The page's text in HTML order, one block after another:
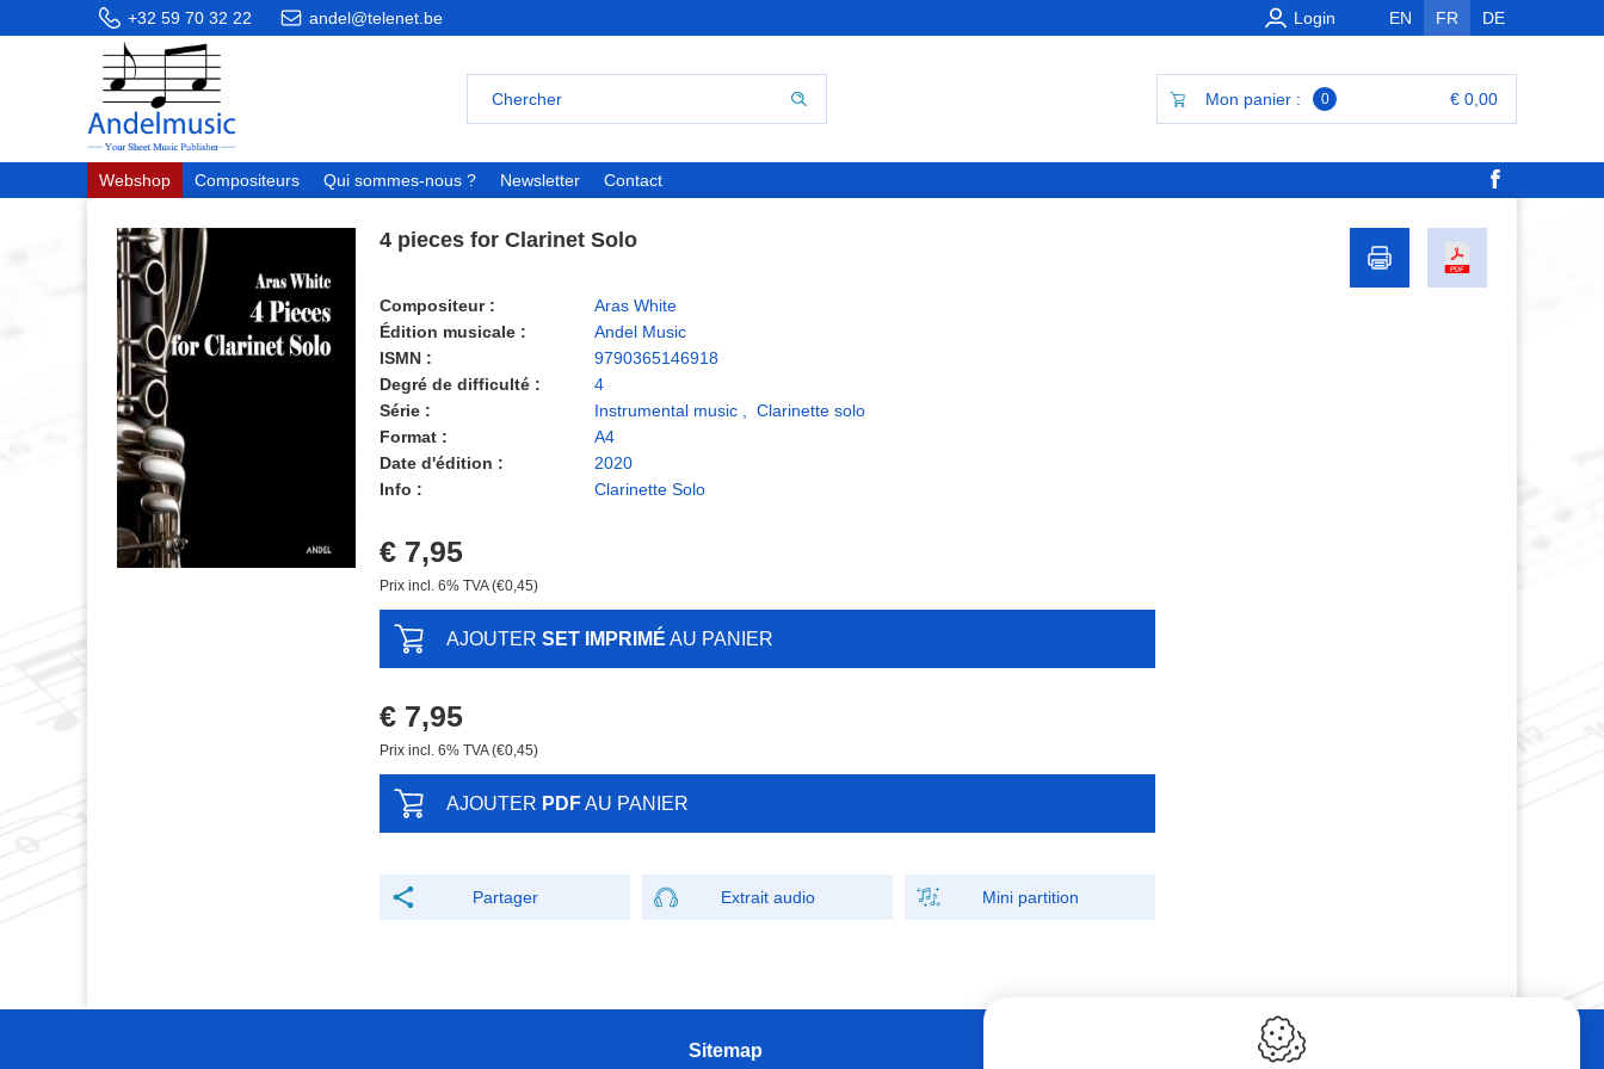
+32 59 70 32 22 andel@telenet.be EN FR DE
Login
Mon panier : 0 € 0,00
Webshop Compositeurs Qui sommes-nous ? Newsletter Contact
4 pieces for Clarinet Solo
Compositeur :
Aras White
Édition musicale :
Andel Music
ISMN :
9790365146918
Degré de difficulté :
4
Série :
Instrumental music
Clarinette solo
Format :
A4
Date d'édition :
2020
Info :
Clarinette Solo
€ 7,95
Prix ​​incl. 6% TVA (€0,45)
AJOUTER SET IMPRIMÉ AU PANIER
€ 7,95
Prix ​​incl. 6% TVA (€0,45)
AJOUTER PDFAU PANIER
Partager Extrait audio Mini partition
Sitemap